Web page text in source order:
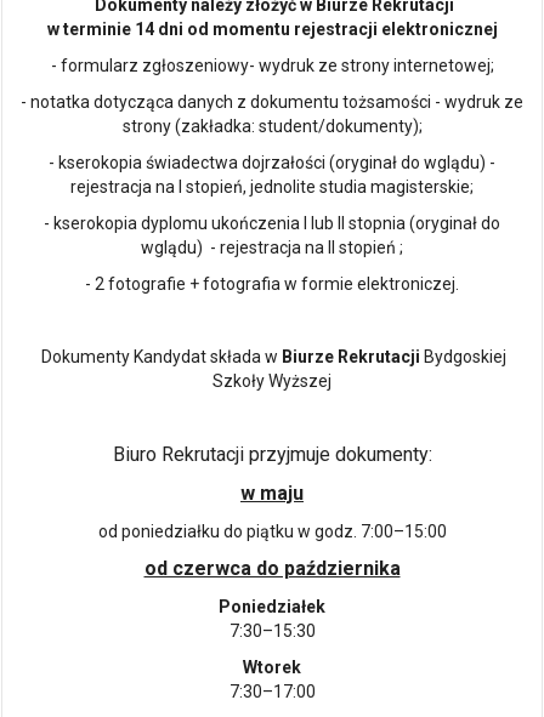
Dokumenty należy złożyć w Biurze Rekrutacji
w terminie 14 dni od momentu rejestracji elektronicznej
- formularz zgłoszeniowy- wydruk ze strony internetowej;
- notatka dotycząca danych z dokumentu tożsamości - wydruk ze
strony (zakładka: student/dokumenty);
- kserokopia świadectwa dojrzałości (oryginał do wglądu) -
rejestracja na I stopień, jednolite studia magisterskie;
- kserokopia dyplomu ukończenia I lub II stopnia (oryginał do
wglądu) - rejestracja na II stopień ;
- 2 fotografie + fotografia w formie elektroniczej.
Dokumenty Kandydat składa w Biurze Rekrutacji Bydgoskiej
Szkoły Wyższej
Biuro Rekrutacji przyjmuje dokumenty:
w maju
od poniedziałku do piątku w godz. 7:00–15:00
od czerwca do października
Poniedziałek
7:30–15:30
Wtorek
7:30–17:00